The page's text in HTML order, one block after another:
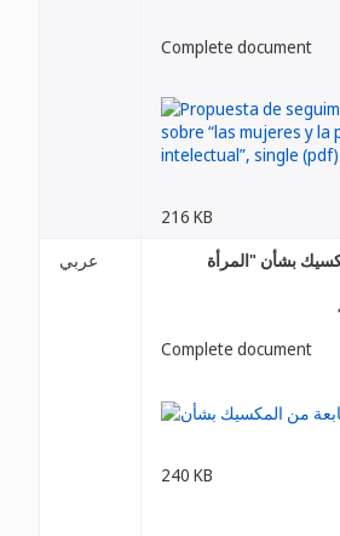
Complete document
216 KB
عربي
بشأن "المرأة
Complete document
240 KB